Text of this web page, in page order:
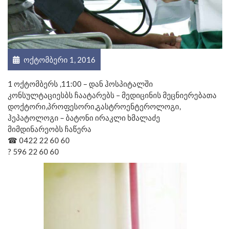
ოქტომბერი 1, 2016
1 ოქტომბერს ,11:00 – დან ჰოსპიტალში
კონსულტაციესბს ჩაატარებს – მედიცინის მეცნიერებათა
დოქტორი,პროფესორი,გასტროენტეროლოგი,
ჰეპატოლოგი – ბატონი ირაკლი ხმალაძე
მიმდინარეობს ჩაწერა
☎ 0422 22 60 60
? 596 22 60 60